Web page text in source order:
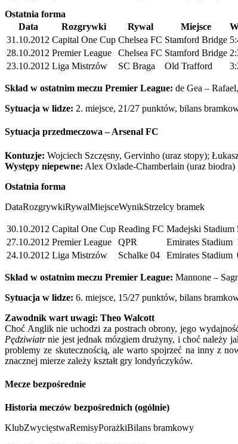
Ostatnia forma
Data
Rozgrywki Rywal Miejsce
31.10.2012 Capital One Cup Chelsea FC Stamford Bridge
28.10.2012 Premier League Chelsea FC Stamford Bridge
23.10.2012 Liga Mistrzów SC Braga Old Trafford
Skład w ostatnim meczu Premier League: de Gea –
Sytuacja w lidze: 2. miejsce, 21/27 punktów, bilans
Sytuacja przedmeczowa – Arsenal FC
Kontuzje: Wojciech Szczęsny, Gervinho (uraz stopy);
Występy niepewne: Alex Oxlade-Chamberlain (uraz biodra)
Ostatnia forma
DataRozgrywkiRywalMiejsceWynikStrzelcy bramek
30.10.2012 Capital One Cup Reading FC Madejski Stadium
27.10.2012 Premier League QPR Emirates Stadium
24.10.2012 Liga Mistrzów Schalke 04 Emirates Stadium
Skład w ostatnim meczu Premier League: Mannone –
Sytuacja w lidze: 6. miejsce, 15/27 punktów, bilans
Zawodnik wart uwagi: Theo Walcott
Choć Anglik nie uchodzi za postrach obrony, jego
Pędziwiatrnie jest jednak mózgiem drużyny, i choć należy
problemy ze skutecznością, ale warto spojrzeć na inny z
znacznej mierze zależy kształt gry londyńczyków.
Mecze bezpośrednie
Historia meczów bezpośrednich (ogólnie)
KlubZwycięstwaRemisyPorażkiBilans bramkowy